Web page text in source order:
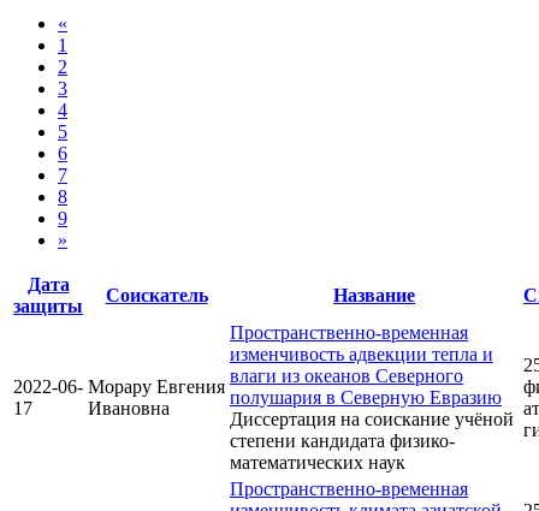
«
1
2
3
4
5
6
7
8
9
»
Дата
защиты
Соискатель Название
2022-06-
17
Морару Евгения
Ивановна
Пространственно-временная
изменчивость адвекции тепла и
влаги из океанов Северного
полушария в Северную Евразию
Диссертация на соискание учёной
степени кандидата физико-
математических наук
Пространственно-временная